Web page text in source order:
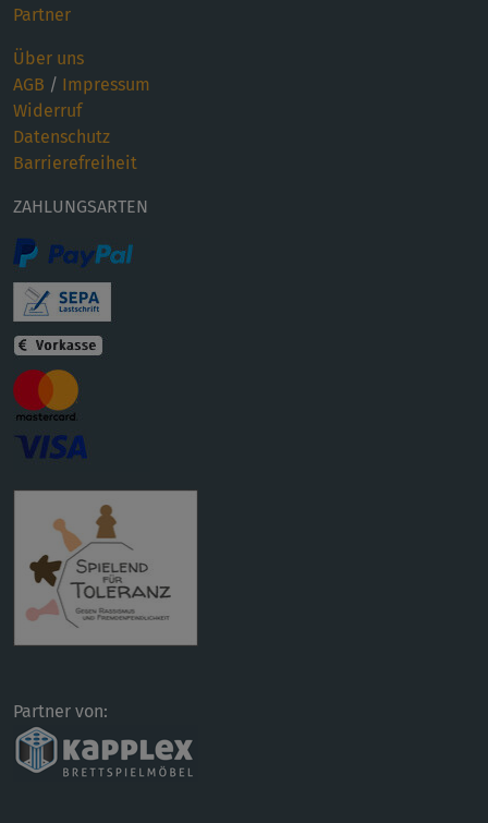
Partner
Über uns
AGB / Impressum
Widerruf
Datenschutz
Barrierefreiheit
ZAHLUNGSARTEN
Partner von: